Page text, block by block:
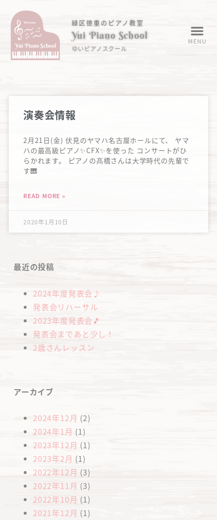
緑区徳重のピアノ教室
Yui Piano School
ゆいピアノスクール
MENU
演奏会情報
2月21日(金) 伏見のヤマハ名古屋ホールにて、 ヤマ
ハの最高級ピアノ✨CFX✨を使った コンサートがひ
らかれます。 ピアノの髙橋さんは大学時代の先輩で
す🎹
READ MORE »
2020年1月10日
最近の投稿
2024年度発表会♪
発表会リハーサル
2023年度発表会🎵
発表会まであと少し！
2歳さんレッスン
アーカイブ
2024年12月 (2)
2024年1月 (1)
2023年12月 (1)
2023年2月 (1)
2022年12月 (3)
2022年11月 (3)
2022年10月 (1)
2021年12月 (1)